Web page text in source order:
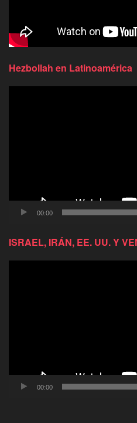
Hezbollah en Latinoamérica
00:00
ISRAEL, IRÁN, EE. UU. Y
00:00